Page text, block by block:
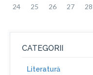
24 25 26 27 28
CATEGORII
Literatură